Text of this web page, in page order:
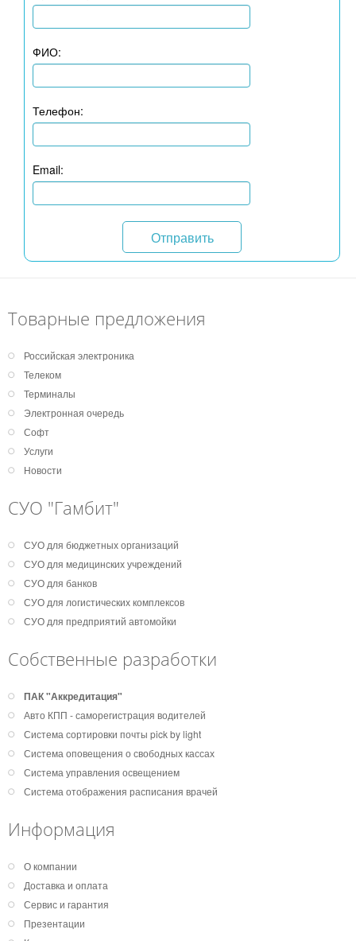
ФИО:
Телефон:
Email:
Отправить
Товарные предложения
Российская электроника
Телеком
Терминалы
Электронная очередь
Софт
Услуги
Новости
СУО "Гамбит"
СУО для бюджетных организаций
СУО для медицинских учреждений
СУО для банков
СУО для логистических комплексов
СУО для предприятий автомойки
Собственные разработки
ПАК "Аккредитация"
Авто КПП - саморегистрация водителей
Система сортировки почты pick by light
Система оповещения о свободных кассах
Система управления освещением
Система отображения расписания врачей
Информация
О компании
Доставка и оплата
Сервис и гарантия
Презентации